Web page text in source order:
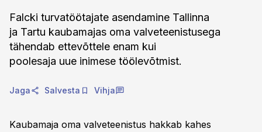
Falcki turvatöötajate asendamine Tallinna
ja Tartu kaubamajas oma valveteenistusega
tähendab ettevõttele enam kui
poolesaja uue inimese töölevõtmist.
Jaga Salvesta Vihja
Kaubamaja oma valveteenistus hakkab kahes